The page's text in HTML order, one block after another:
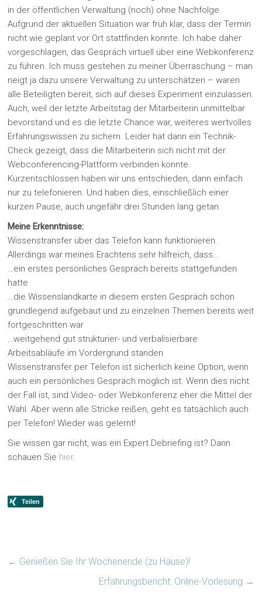
in der öffentlichen Verwaltung (noch) ohne Nachfolge.
Aufgrund der aktuellen Situation war früh klar, dass der Termin
nicht wie geplant vor Ort stattfinden konnte. Ich habe daher
vorgeschlagen, das Gespräch virtuell über eine Webkonferenz
zu führen. Ich muss gestehen zu meiner Überraschung – man
neigt ja dazu unsere Verwaltung zu unterschätzen – waren
alle Beteiligten bereit, sich auf dieses Experiment einzulassen.
Auch, weil der letzte Arbeitstag der Mitarbeiterin unmittelbar
bevorstand und es die letzte Chance war, weiteres wertvolles
Erfahrungswissen zu sichern. Leider hat dann ein Technik-
Check gezeigt, dass die Mitarbeiterin sich nicht mit der
Webconferencing-Plattform verbinden konnte.
Kurzentschlossen haben wir uns entschieden, dann einfach
nur zu telefonieren. Und haben dies, einschließlich einer
kurzen Pause, auch ungefähr drei Stunden lang getan.
Meine Erkenntnisse:
Wissenstransfer über das Telefon kann funktionieren.
Allerdings war meines Erachtens sehr hilfreich, dass…
…ein erstes persönliches Gespräch bereits stattgefunden
hatte
…die Wissenslandkarte in diesem ersten Gespräch schon
grundlegend aufgebaut und zu einzelnen Themen bereits weit
fortgeschritten war
…weitgehend gut strukturier- und verbalisierbare
Arbeitsabläufe im Vordergrund standen
Wissenstransfer per Telefon ist sicherlich keine Option, wenn
auch ein persönliches Gespräch möglich ist. Wenn dies nicht
der Fall ist, sind Video- oder Webkonferenz eher die Mittel der
Wahl. Aber wenn alle Stricke reißen, geht es tatsächlich auch
per Telefon! Wieder was gelernt!
Sie wissen gar nicht, was ein Expert Debriefing ist? Dann
schauen Sie hier.
← Genießen Sie Ihr Wochenende (zu Hause)!
Erfahrungsbericht: Online-Vorlesung →